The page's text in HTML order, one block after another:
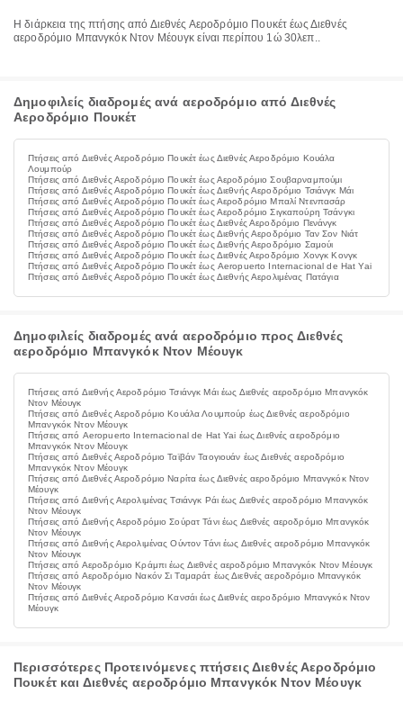
Η διάρκεια της πτήσης από Διεθνές Αεροδρόμιο Πουκέτ έως Διεθνές
αεροδρόμιο Μπανγκόκ Ντον Μέουγκ είναι περίπου 1ώ 30λεπ..
Δημοφιλείς διαδρομές ανά αεροδρόμιο από Διεθνές
Αεροδρόμιο Πουκέτ
Πτήσεις από Διεθνές Αεροδρόμιο Πουκέτ έως Διεθνές Αεροδρόμιο Κουάλα
Λουμπούρ
Πτήσεις από Διεθνές Αεροδρόμιο Πουκέτ έως Αεροδρόμιο Σουβαρναμπούμι
Πτήσεις από Διεθνές Αεροδρόμιο Πουκέτ έως Διεθνής Αεροδρόμιο Τσιάνγκ Μάι
Πτήσεις από Διεθνές Αεροδρόμιο Πουκέτ έως Αεροδρόμιο Μπαλί Ντενπασάρ
Πτήσεις από Διεθνές Αεροδρόμιο Πουκέτ έως Αεροδρόμιο Σιγκαπούρη Τσάνγκι
Πτήσεις από Διεθνές Αεροδρόμιο Πουκέτ έως Διεθνές Αεροδρόμιο Πενάνγκ
Πτήσεις από Διεθνές Αεροδρόμιο Πουκέτ έως Διεθνής Αεροδρόμιο Ταν Σον Νιάτ
Πτήσεις από Διεθνές Αεροδρόμιο Πουκέτ έως Διεθνής Αεροδρόμιο Σαμούι
Πτήσεις από Διεθνές Αεροδρόμιο Πουκέτ έως Διεθνές Αεροδρόμιο Χονγκ Κονγκ
Πτήσεις από Διεθνές Αεροδρόμιο Πουκέτ έως Aeropuerto Internacional de Hat Yai
Πτήσεις από Διεθνές Αεροδρόμιο Πουκέτ έως Διεθνής Αερολιμένας Πατάγια
Δημοφιλείς διαδρομές ανά αεροδρόμιο προς Διεθνές
αεροδρόμιο Μπανγκόκ Ντον Μέουγκ
Πτήσεις από Διεθνής Αεροδρόμιο Τσιάνγκ Μάι έως Διεθνές αεροδρόμιο Μπανγκόκ
Ντον Μέουγκ
Πτήσεις από Διεθνές Αεροδρόμιο Κουάλα Λουμπούρ έως Διεθνές αεροδρόμιο
Μπανγκόκ Ντον Μέουγκ
Πτήσεις από Aeropuerto Internacional de Hat Yai έως Διεθνές αεροδρόμιο
Μπανγκόκ Ντον Μέουγκ
Πτήσεις από Διεθνές Αεροδρόμιο Ταϊβάν Ταογιουάν έως Διεθνές αεροδρόμιο
Μπανγκόκ Ντον Μέουγκ
Πτήσεις από Διεθνές Αεροδρόμιο Ναρίτα έως Διεθνές αεροδρόμιο Μπανγκόκ Ντον
Μέουγκ
Πτήσεις από Διεθνής Αερολιμένας Τσιάνγκ Ράι έως Διεθνές αεροδρόμιο Μπανγκόκ
Ντον Μέουγκ
Πτήσεις από Διεθνής Αεροδρόμιο Σούρατ Τάνι έως Διεθνές αεροδρόμιο Μπανγκόκ
Ντον Μέουγκ
Πτήσεις από Διεθνής Αερολιμένας Ούντον Τάνι έως Διεθνές αεροδρόμιο Μπανγκόκ
Ντον Μέουγκ
Πτήσεις από Αεροδρόμιο Κράμπι έως Διεθνές αεροδρόμιο Μπανγκόκ Ντον Μέουγκ
Πτήσεις από Αεροδρόμιο Νακόν Σι Ταμαράτ έως Διεθνές αεροδρόμιο Μπανγκόκ
Ντον Μέουγκ
Πτήσεις από Διεθνές Αεροδρόμιο Κανσάι έως Διεθνές αεροδρόμιο Μπανγκόκ Ντον
Μέουγκ
Περισσότερες Προτεινόμενες πτήσεις Διεθνές Αεροδρόμιο
Πουκέτ και Διεθνές αεροδρόμιο Μπανγκόκ Ντον Μέουγκ